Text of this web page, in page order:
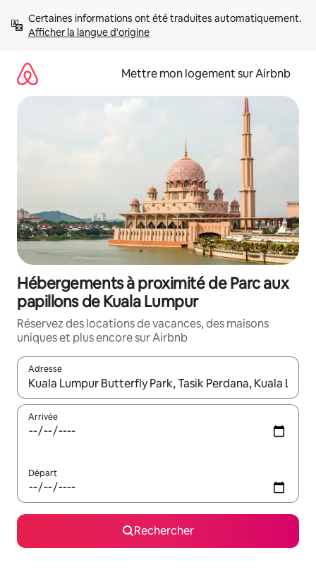
directement
Afficher la langue d'origine
Mettre mon logement sur Airbnb
Hébergements à proximité de Parc aux
papillons de Kuala Lumpur
Réservez des locations de vacances, des maisons
uniques et plus encore sur Airbnb
Adresse
Lorsque les résultats s'affichent, utilisez les flèches vers le
Arrivée
Départ
Rechercher